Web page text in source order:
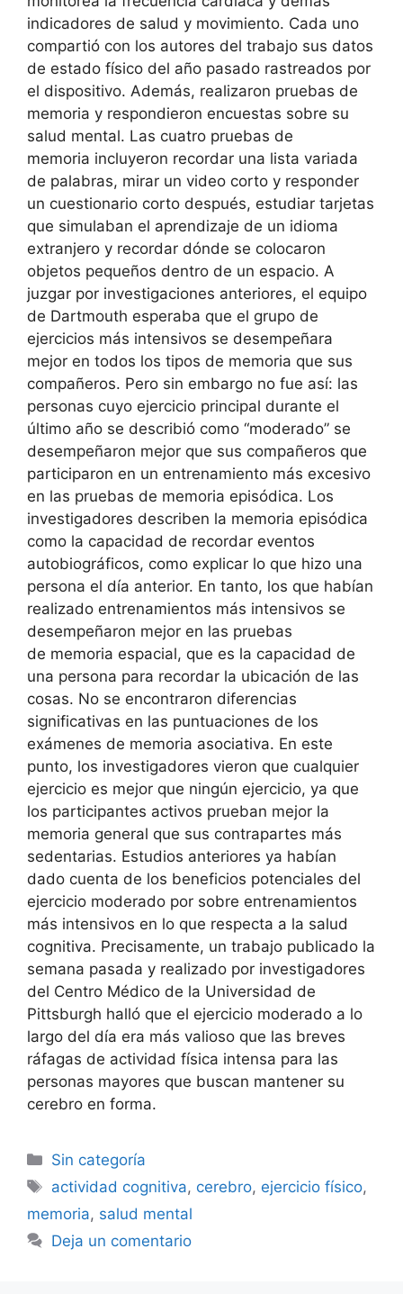
indicadores de salud y movimiento. Cada uno
compartió con los autores del trabajo sus datos
de estado físico del año pasado rastreados por
el dispositivo. Además, realizaron pruebas de
memoria y respondieron encuestas sobre su
salud mental. Las cuatro pruebas de
memoria incluyeron recordar una lista variada
de palabras, mirar un video corto y responder
un cuestionario corto después, estudiar tarjetas
que simulaban el aprendizaje de un idioma
extranjero y recordar dónde se colocaron
objetos pequeños dentro de un espacio. A
juzgar por investigaciones anteriores, el equipo
de Dartmouth esperaba que el grupo de
ejercicios más intensivos se desempeñara
mejor en todos los tipos de memoria que sus
compañeros. Pero sin embargo no fue así: las
personas cuyo ejercicio principal durante el
último año se describió como “moderado” se
desempeñaron mejor que sus compañeros que
participaron en un entrenamiento más excesivo
en las pruebas de memoria episódica. Los
investigadores describen la memoria episódica
como la capacidad de recordar eventos
autobiográficos, como explicar lo que hizo una
persona el día anterior. En tanto, los que habían
realizado entrenamientos más intensivos se
desempeñaron mejor en las pruebas
de memoria espacial, que es la capacidad de
una persona para recordar la ubicación de las
cosas. No se encontraron diferencias
significativas en las puntuaciones de los
exámenes de memoria asociativa. En este
punto, los investigadores vieron que cualquier
ejercicio es mejor que ningún ejercicio, ya que
los participantes activos prueban mejor la
memoria general que sus contrapartes más
sedentarias. Estudios anteriores ya habían
dado cuenta de los beneficios potenciales del
ejercicio moderado por sobre entrenamientos
más intensivos en lo que respecta a la salud
cognitiva. Precisamente, un trabajo publicado la
semana pasada y realizado por investigadores
del Centro Médico de la Universidad de
Pittsburgh halló que el ejercicio moderado a lo
largo del día era más valioso que las breves
ráfagas de actividad física intensa para las
personas mayores que buscan mantener su
cerebro en forma.
Sin categoría
actividad cognitiva, cerebro, ejercicio físico,
memoria, salud mental
Deja un comentario